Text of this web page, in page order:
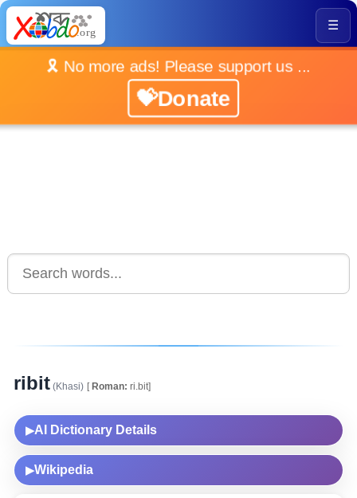
☰
🎗️ No more ads! Please support us ...
💝Donate
ribit (Khasi) [Roman: ri.bit]
▶AI Dictionary Details
▶Wikipedia